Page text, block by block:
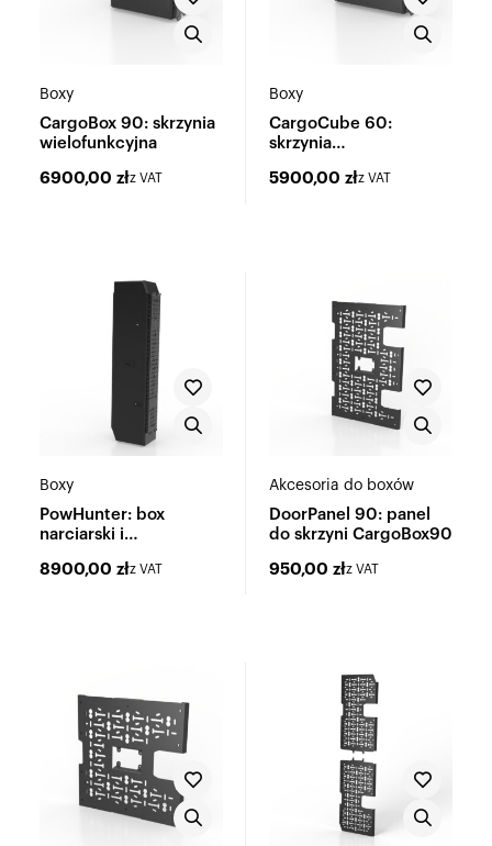
Boxy
CargoBox 90: skrzynia
wielofunkcyjna
6900,00 złz VAT
Boxy
CargoCube 60:
skrzynia
5900,00 złz VAT
Boxy
PowHunter: box
narciarski i
8900,00 złz VAT
Akcesoria do boxów
DoorPanel 90: panel
do skrzyni CargoBox90
950,00 złz VAT